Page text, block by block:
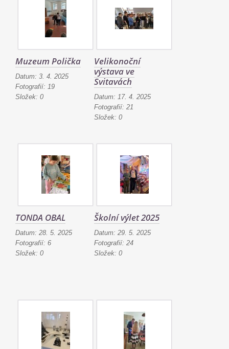
Muzeum Polička
Datum: 3. 4. 2025
Fotografií: 19
Složek: 0
Velikonoční
výstava ve
Svitavách
Datum: 17. 4. 2025
Fotografií: 21
Složek: 0
TONDA OBAL
Datum: 28. 5. 2025
Fotografií: 6
Složek: 0
Školní výlet 2025
Datum: 29. 5. 2025
Fotografií: 24
Složek: 0